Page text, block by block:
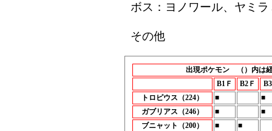
ボス：ヨノワール、ヤミラ
その他
出現ポケモン （）内は
B1Ｆ
B2Ｆ
トロピウス（224）
■
■
ガブリアス（246）
■
■
ブニャット（200）
■
■